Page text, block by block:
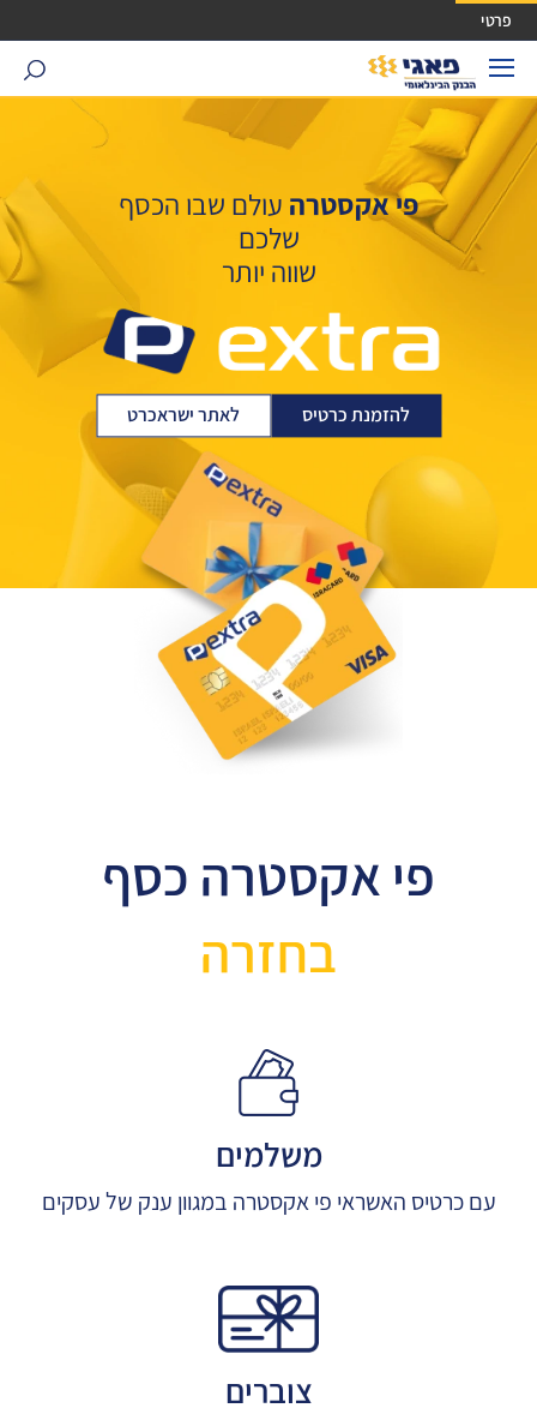
גישה ישירה לכפתור כניסה לחשבונך
פרטי
search
פי אקסטרה עולם שבו הכסף
שלכם
שווה יותר
להזמנת כרטיס לאתר ישראכרט
פי אקסטרה כסף
בחזרה
משלמים
עם כרטיס האשראי פי אקסטרה במגוון ענק של עסקים
צוברים